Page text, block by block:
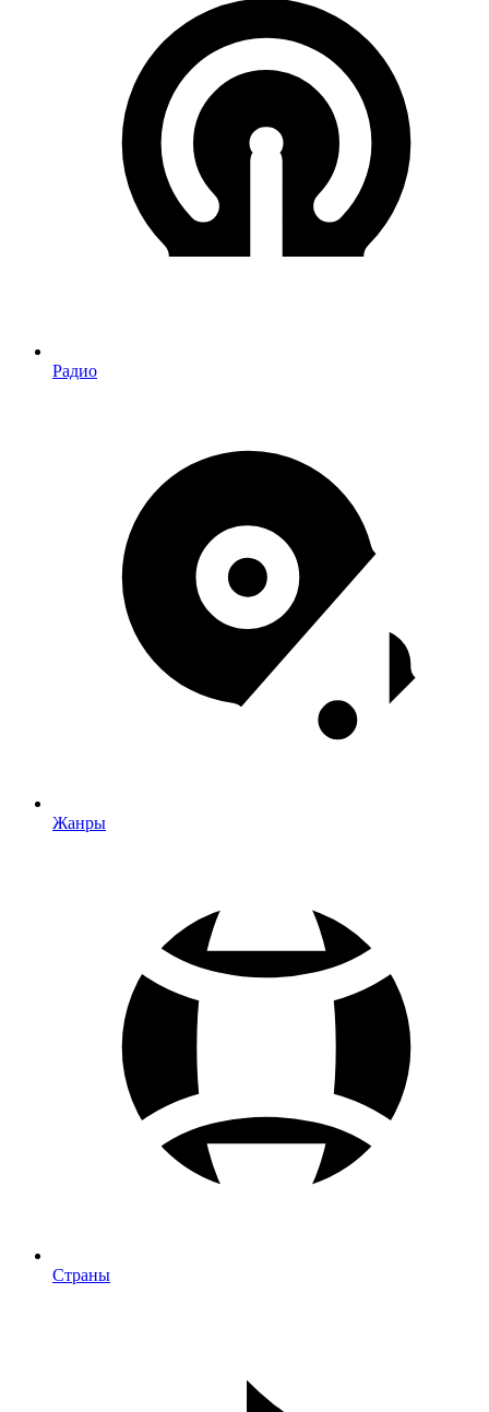
Радио
Жанры
Страны